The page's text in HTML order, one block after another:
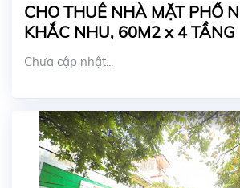
CHO THUÊ NHÀ MẶT PHỐ
KHẮC NHU, 60M2 x 4 TẦNG
Chưa cập nhật...